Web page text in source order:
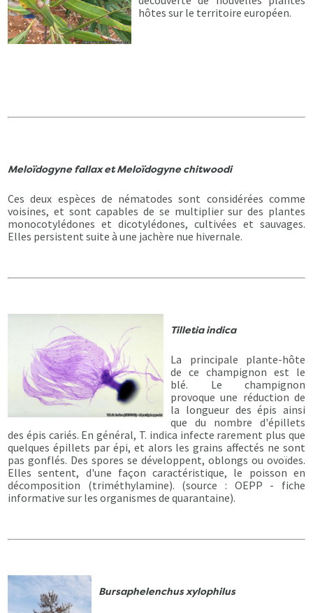
hôtes sur le territoire européen.
Meloïdogyne fallaxetMeloïdogyne chitwoodi
Ces deux espèces de nématodes sont considérées comme
voisines, et sont capables de se multiplier sur des plantes
monocotylédones et dicotylédones, cultivées et sauvages.
Elles persistent suite à une jachère nue hivernale.
Tilletia indica
La principale plante-hôte
de ce champignon est le
blé. Le champignon
provoque une réduction de
la longueur des épis ainsi
que du nombre d'épillets
des épis cariés. En général, T. indica infecte rarement plus que
quelques épillets par épi, et alors les grains affectés ne sont
pas gonflés. Des spores se développent, oblongs ou ovoïdes.
Elles sentent, d'une façon caractéristique, le poisson en
décomposition (triméthylamine). (source : OEPP - fiche
informative sur les organismes de quarantaine).
Bursaphelenchus xylophilus